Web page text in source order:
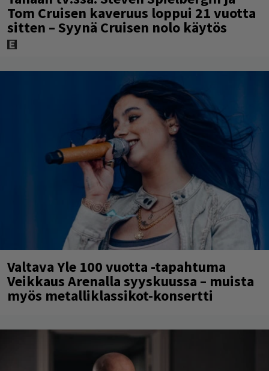
Tom Cruisen kaveruus loppui 21 vuotta
sitten – Syynä Cruisen nolo käytös
Valtava Yle 100 vuotta -tapahtuma
Veikkaus Arenalla syyskuussa – muista
myös metalliklassikot-konsertti